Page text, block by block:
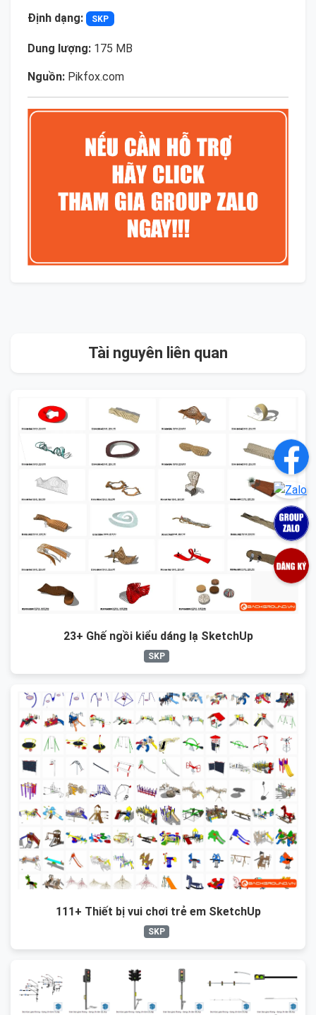
Định dạng: SKP
Dung lượng: 175 MB
Nguồn: Pikfox.com
Tài nguyên liên quan
23+ Ghế ngồi kiểu dáng lạ SketchUp
SKP
111+ Thiết bị vui chơi trẻ em SketchUp
SKP